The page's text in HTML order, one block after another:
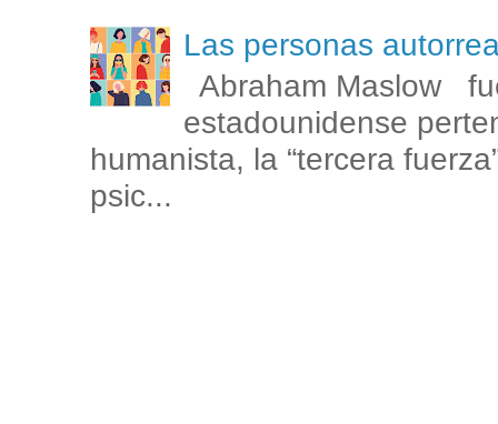
Las personas
Abraham Maslow
estadounidense
humanista, la “tercera
psic...